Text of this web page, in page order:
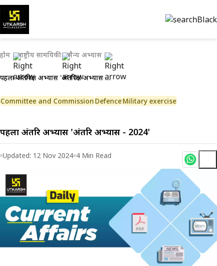
होम राष्ट्रीय सामयिकी सैन्य अभ्यास
पहला अंतरिक्ष अभ्यास 'अंतरिक्ष अभ्यास - 2024'
Committee and Commission DefenceMilitary exercise
पहला अंतरिक्ष अभ्यास 'अंतरिक्ष अभ्यास - 2024'
Updated: 12 Nov 2024 4 Min Read